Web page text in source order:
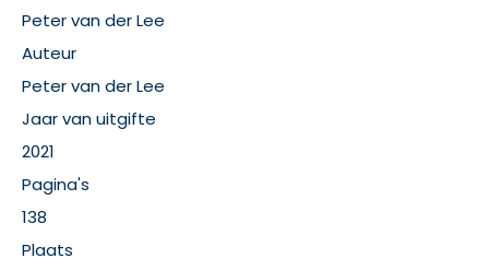
Peter van der Lee
Auteur
Peter van der Lee
Jaar van uitgifte
2021
Pagina's
138
Plaats